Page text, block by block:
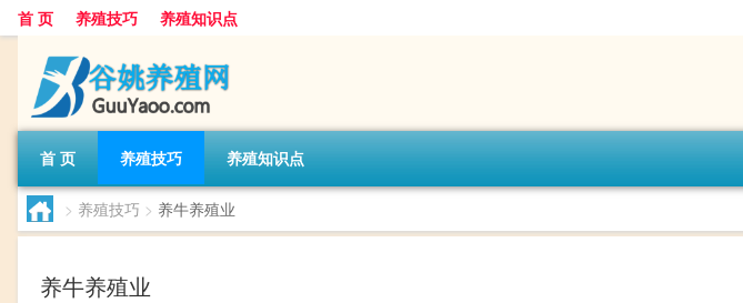
首 页 养殖技巧 养殖知识点
首 页 养殖技巧 养殖知识点
> 养殖技巧 > 养牛养殖业
养牛养殖业